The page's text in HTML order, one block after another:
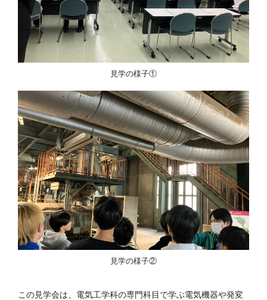
見学の様子①
見学の様子②
この見学会は、電気工学科の専門科目で学ぶ電気機器や発変